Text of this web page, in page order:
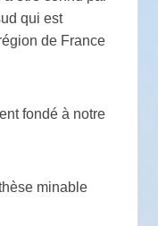
qui est
de France
fondé à notre
minable